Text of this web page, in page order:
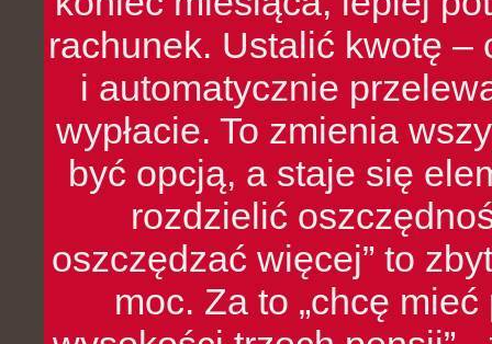
rachunek. Ustalić kwotę
i automatycznie
wypłacie. To zmienia
być opcją, a staje się
rozdzielić
oszczędzać więcej” to
moc. Za to „chcę